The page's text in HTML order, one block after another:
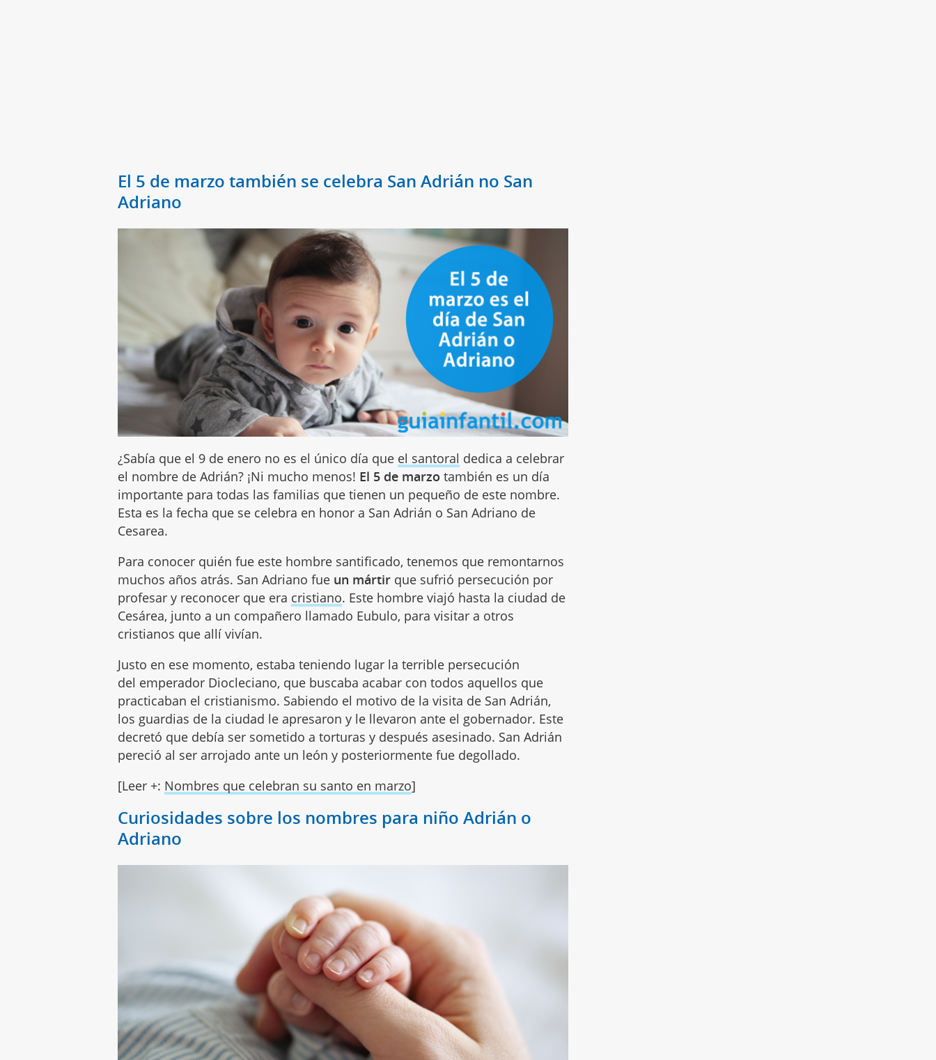
El 5 de marzo también se celebra San Adrián no San
Adriano
¿Sabía que el 9 de enero no es el único día que el santoral dedica a celebrar
el nombre de Adrián? ¡Ni mucho menos! El 5 de marzo también es un día
importante para todas las familias que tienen un pequeño de este nombre.
Esta es la fecha que se celebra en honor a San Adrián o San Adriano de
Cesarea.
Para conocer quién fue este hombre santificado, tenemos que remontarnos
muchos años atrás. San Adriano fue un mártir que sufrió persecución por
profesar y reconocer que era cristiano. Este hombre viajó hasta la ciudad de
Cesárea, junto a un compañero llamado Eubulo, para visitar a otros
cristianos que allí vivían.
Justo en ese momento, estaba teniendo lugar la terrible persecución
del emperador Diocleciano, que buscaba acabar con todos aquellos que
practicaban el cristianismo. Sabiendo el motivo de la visita de San Adrián,
los guardias de la ciudad le apresaron y le llevaron ante el gobernador. Este
decretó que debía ser sometido a torturas y después asesinado. San Adrián
pereció al ser arrojado ante un león y posteriormente fue degollado.
[Leer +: Nombres que celebran su santo en marzo]
Curiosidades sobre los nombres para niño Adrián o
Adriano